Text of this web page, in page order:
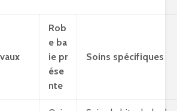
Rob
e ba
ie pr
ése
nte
Soins spécifiques